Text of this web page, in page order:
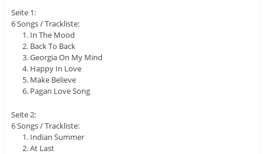
Seite 1:
6 Songs / Trackliste:
In The Mood
Back To Back
Georgia On My Mind
Happy In Love
Make Believe
Pagan Love Song
Seite 2:
6 Songs / Trackliste:
Indian Summer
At Last